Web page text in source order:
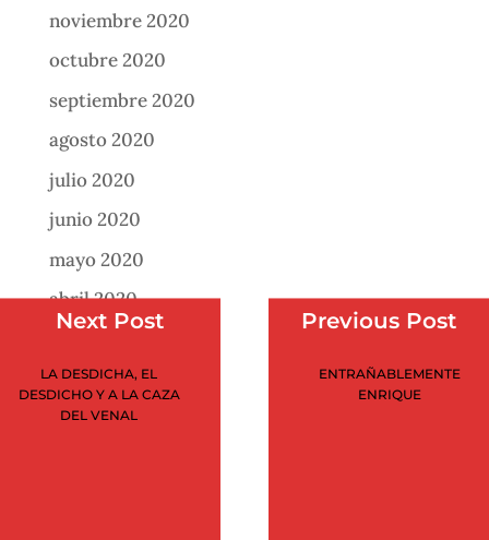
noviembre 2020
octubre 2020
septiembre 2020
agosto 2020
julio 2020
junio 2020
mayo 2020
abril 2020
febrero 2020
enero 2020
Previous Post
ENTRAÑABLEMENTE
ENRIQUE
Next Post
LA DESDICHA, EL
DESDICHO Y A LA CAZA
DEL VENAL